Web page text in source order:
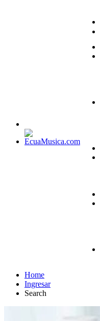
Home
Ingresar
Search